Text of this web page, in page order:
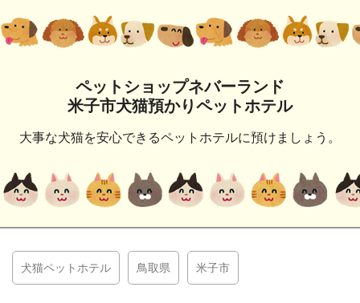
ペットショップネバーランド
米子市犬猫預かりペットホテル
大事な犬猫を安心できるペットホテルに預けましょう。
犬猫ペットホテル 鳥取県 米子市